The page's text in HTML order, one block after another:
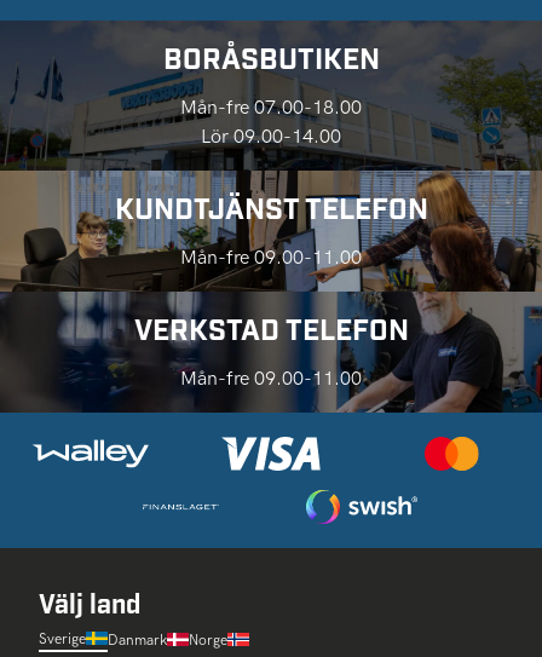
BORÅSBUTIKEN
Mån-fre 07.00-18.00
Lör 09.00-14.00
KUNDTJÄNST TELEFON
Mån-fre 09.00-11.00
VERKSTAD TELEFON
Mån-fre 09.00-11.00
Välj land
Sverige Danmark Norge